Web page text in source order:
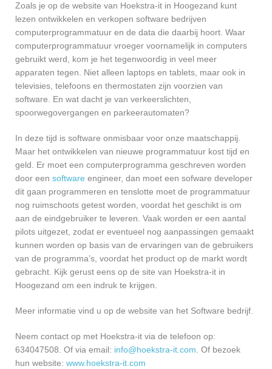
Zoals je op de website van Hoekstra-it in Hoogezand kunt
lezen ontwikkelen en verkopen software bedrijven
computerprogrammatuur en de data die daarbij hoort. Waar
computerprogrammatuur vroeger voornamelijk in computers
gebruikt werd, kom je het tegenwoordig in veel meer
apparaten tegen. Niet alleen laptops en tablets, maar ook in
televisies, telefoons en thermostaten zijn voorzien van
software. En wat dacht je van verkeerslichten,
spoorwegovergangen en parkeerautomaten?
In deze tijd is software onmisbaar voor onze maatschappij.
Maar het ontwikkelen van nieuwe programmatuur kost tijd en
geld. Er moet een computerprogramma geschreven worden
door een software engineer, dan moet een sofware developer
dit gaan programmeren en tenslotte moet de programmatuur
nog ruimschoots getest worden, voordat het geschikt is om
aan de eindgebruiker te leveren. Vaak worden er een aantal
pilots uitgezet, zodat er eventueel nog aanpassingen gemaakt
kunnen worden op basis van de ervaringen van de gebruikers
van de programma’s, voordat het product op de markt wordt
gebracht. Kijk gerust eens op de site van Hoekstra-it in
Hoogezand om een indruk te krijgen.
Meer informatie vind u op de website van het Software bedrijf.
Neem contact op met Hoekstra-it via de telefoon op:
634047508. Of via email: info@hoekstra-it.com . Of bezoek
hun website: www.hoekstra-it.com